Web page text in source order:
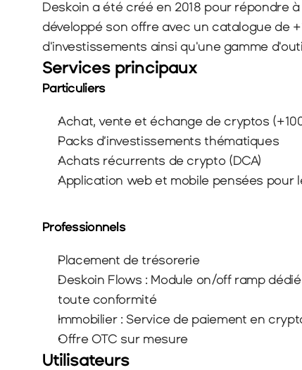
Deskoin a été créé en 2018 pour répondre
développé son offre avec un catalogue de
d'investissements ainsi qu'une gamme
Services principaux
Particuliers
Achat, vente et échange de cryptos
Packs d’investissements thématiques
Achats récurrents de crypto (DCA)
Application web et mobile pensées pour
Professionnels
Placement de trésorerie
Deskoin Flows : Module on/off ramp
toute conformité
Immobilier : Service de paiement en
Offre OTC sur mesure
Utilisateurs